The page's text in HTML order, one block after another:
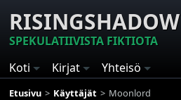
RISINGSHADOW
SPEKULATIIVISTA FIKTIOTA
Koti
Kirjat Yhteisö
Etusivu Käyttäjät Moonlord